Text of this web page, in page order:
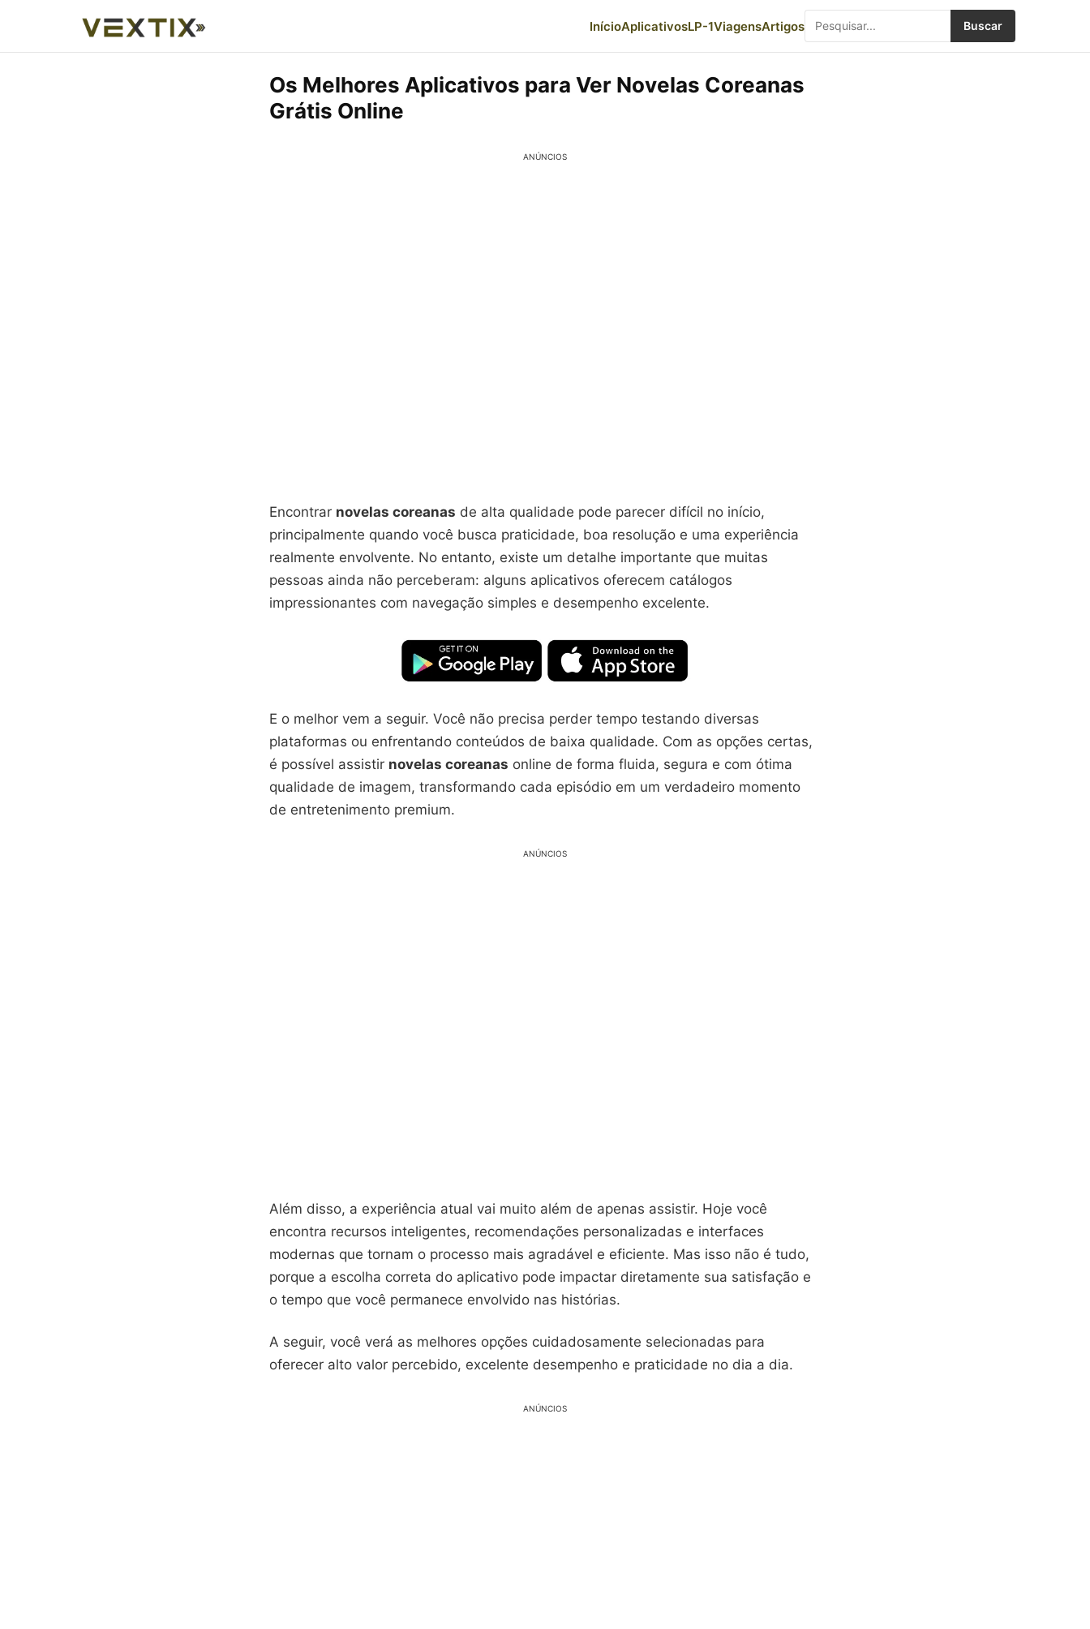
InícioAplicativosLP-1ViagensArtigos Buscar
Os Melhores Aplicativos para Ver Novelas Coreanas
Grátis Online
ANÚNCIOS
Encontrar novelas coreanas de alta qualidade pode parecer difícil no início,
principalmente quando você busca praticidade, boa resolução e uma experiência
realmente envolvente. No entanto, existe um detalhe importante que muitas
pessoas ainda não perceberam: alguns aplicativos oferecem catálogos
impressionantes com navegação simples e desempenho excelente.
E o melhor vem a seguir. Você não precisa perder tempo testando diversas
plataformas ou enfrentando conteúdos de baixa qualidade. Com as opções certas,
é possível assistir novelas coreanas online de forma fluida, segura e com ótima
qualidade de imagem, transformando cada episódio em um verdadeiro momento
de entretenimento premium.
ANÚNCIOS
Além disso, a experiência atual vai muito além de apenas assistir. Hoje você
encontra recursos inteligentes, recomendações personalizadas e interfaces
modernas que tornam o processo mais agradável e eficiente. Mas isso não é tudo,
porque a escolha correta do aplicativo pode impactar diretamente sua satisfação e
o tempo que você permanece envolvido nas histórias.
A seguir, você verá as melhores opções cuidadosamente selecionadas para
oferecer alto valor percebido, excelente desempenho e praticidade no dia a dia.
ANÚNCIOS